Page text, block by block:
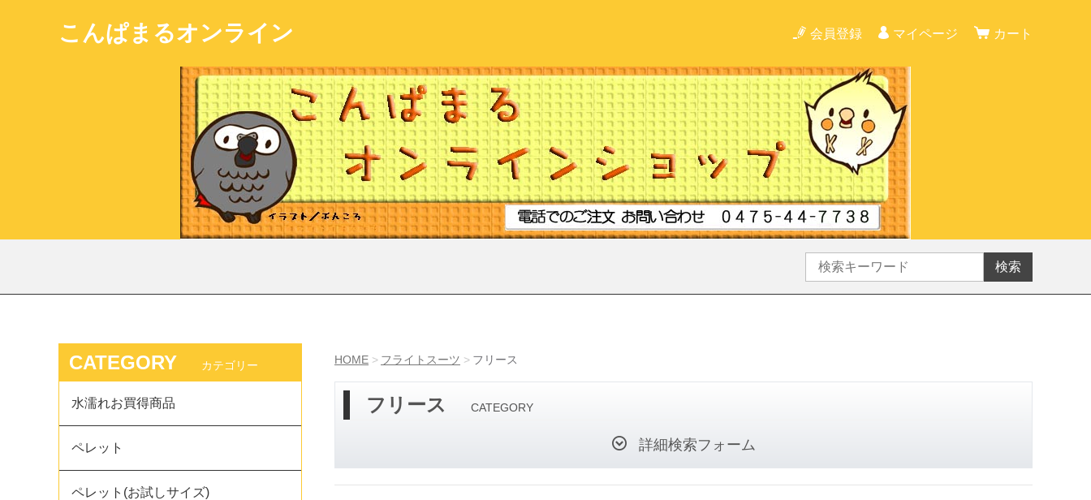
こんぱまるオンライン 会員登録 マイページ カート
検索
HOME フライトスーツ フリース
フリース CATEGORY
詳細検索フォーム
CATEGORY カテゴリー
水濡れお買得商品
ペレット
ペレット(お試しサイズ)